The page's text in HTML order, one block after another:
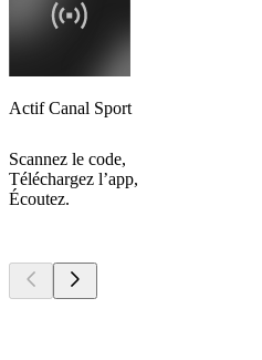
Actif Canal Sport
Scannez le code,
Téléchargez l’app,
Écoutez.